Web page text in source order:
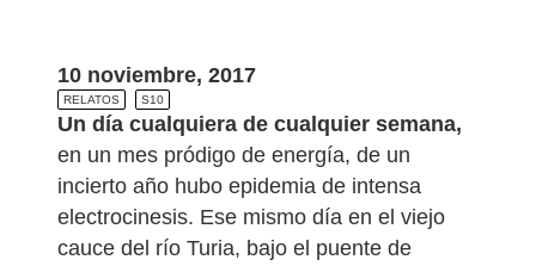
10 noviembre, 2017
RELATOS S10
Un día cualquiera de cualquier semana,
en un mes pródigo de energía, de un
incierto año hubo epidemia de intensa
electrocinesis. Ese mismo día en el viejo
cauce del río Turia, bajo el puente de